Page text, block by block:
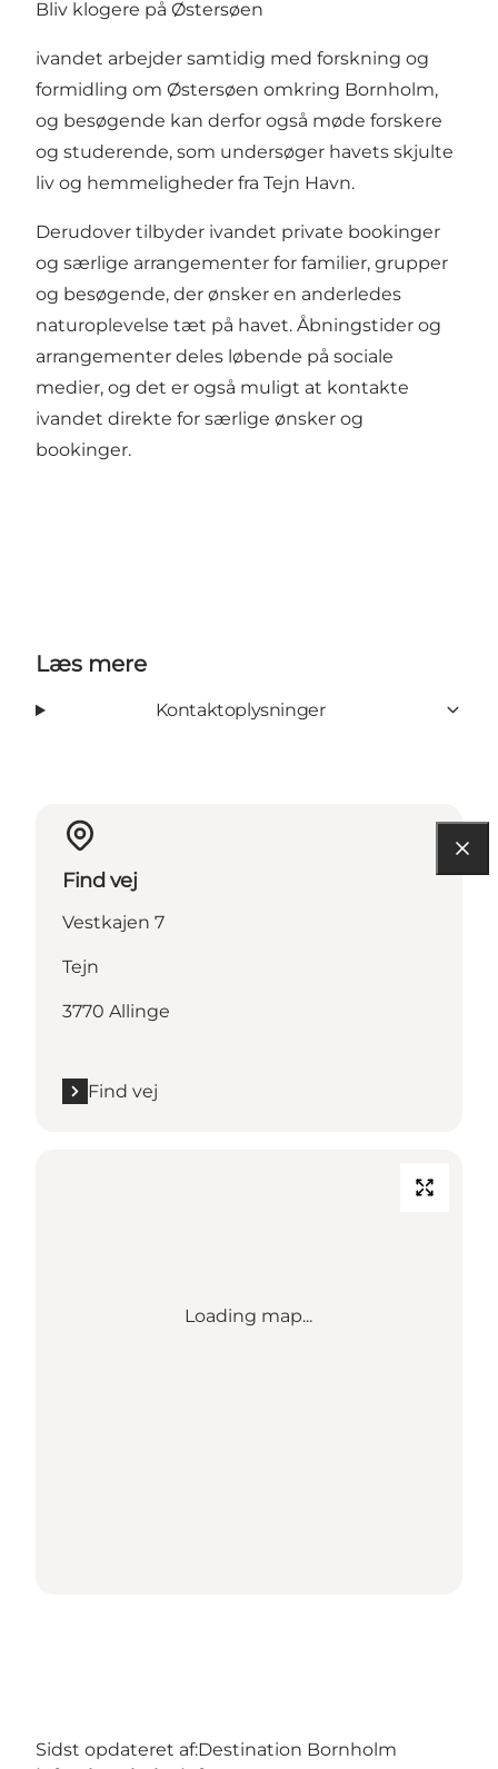
Bliv klogere på Østersøen
ivandet arbejder samtidig med forskning og
formidling om Østersøen omkring Bornholm,
og besøgende kan derfor også møde forskere
og studerende, som undersøger havets skjulte
liv og hemmeligheder fra Tejn Havn.
Derudover tilbyder ivandet private bookinger
og særlige arrangementer for familier, grupper
og besøgende, der ønsker en anderledes
naturoplevelse tæt på havet. Åbningstider og
arrangementer deles løbende på sociale
medier, og det er også muligt at kontakte
ivandet direkte for særlige ønsker og
bookinger.
Læs mere
Kontaktoplysninger
Find vej
Vestkajen 7
Tejn
3770 Allinge
Find vej
Loading map...
Sidst opdateret af:Destination Bornholm